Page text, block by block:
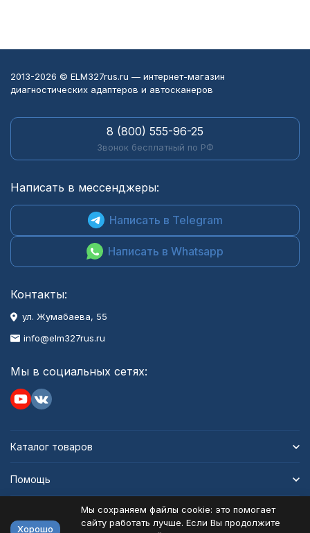
2013-2026 © ELM327rus.ru — интернет-магазин
диагностических адаптеров и автосканеров
8 (800) 555-96-25
Звонок бесплатный по РФ
Написать в мессенджеры:
Написать в Telegram
Написать в Whatsapp
Контакты:
ул. Жумабаева, 55
info@elm327rus.ru
Мы в социальных сетях:
Каталог товаров
Помощь
Хорошо
Мы сохраняем файлы cookie: это помогает
сайту работать лучше. Если Вы продолжите